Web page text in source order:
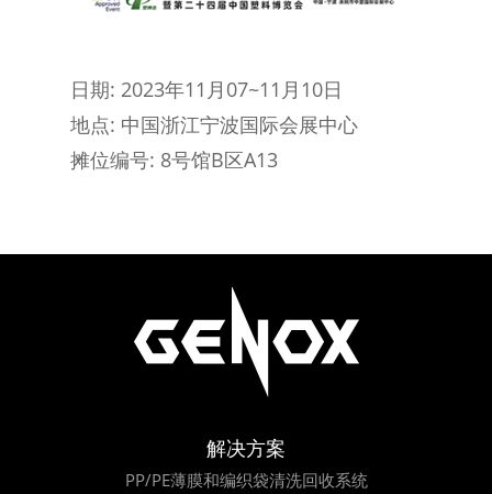
日期: 2023年11月07~11月10日
地点: 中国浙江宁波国际会展中心
摊位编号: 8号馆B区A13
解决方案
PP/PE薄膜和编织袋清洗回收系统